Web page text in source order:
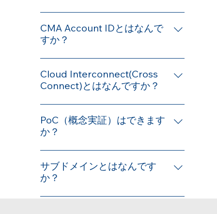
ChromeOS
Cato Cloudにおけるテナントを意味しま
す。CMAはCato Management
Application の略です。 Catoのナレッジ
されている場合はCMAアカウントを指す
ことが多いです。
CMA Account IDとはなんで
すか？
Cato管理画面（Cato Management
Application）のURLに表示されるテナン
ト固有の数字です。CMAアカウントの識
イン後のURLにて確認できます。 例：
https://xxxxx.cc.catonetworks.com/?
#/account/012345/topology
Cloud Interconnect(Cross
Connect)とはなんですか？
トラフィック量の多い物理データセンタ
ーやクラウドベースのデータセンターを
対象にCato Cloud に直接接続する接続タ
間デバイスを介さずにデータセンターに
直接かつ高速に接続できます。 以下のク
ラウドプロバイダーがサポートされてい
Platform (GCP) Oracle Cloud
PoC（概念実証）はできます
か？
はい。トライアルライセンスを使用して
PoC用のお客様環境（テナント）を払い
出すことができます。 機能的制限がな
とができます。
サブドメインとはなんです
か？
主にテナントの識別に用いられる文字列